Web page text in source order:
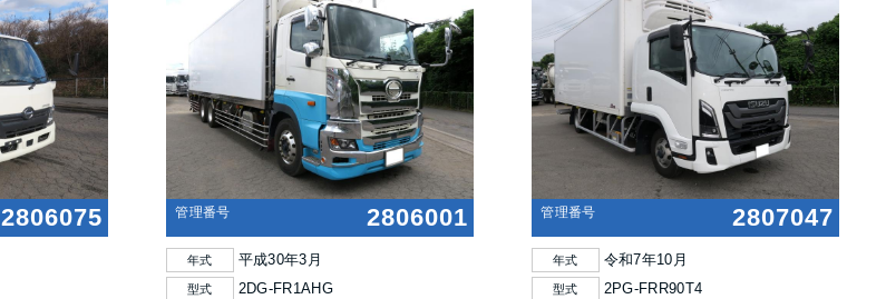
2806075 管理番号 2806001
年式 平成30年3月
型式 2DG-FR1AHG
管理番号 2807047
年式 令和7年10月
型式 2PG-FRR90T4